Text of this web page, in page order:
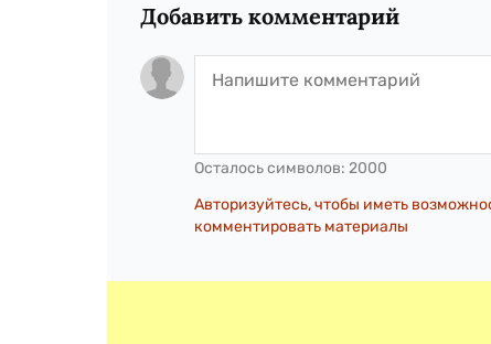
Добавить комментарий
Осталось символов: 2000
Авторизуйтесь, чтобы иметь
комментировать материалы